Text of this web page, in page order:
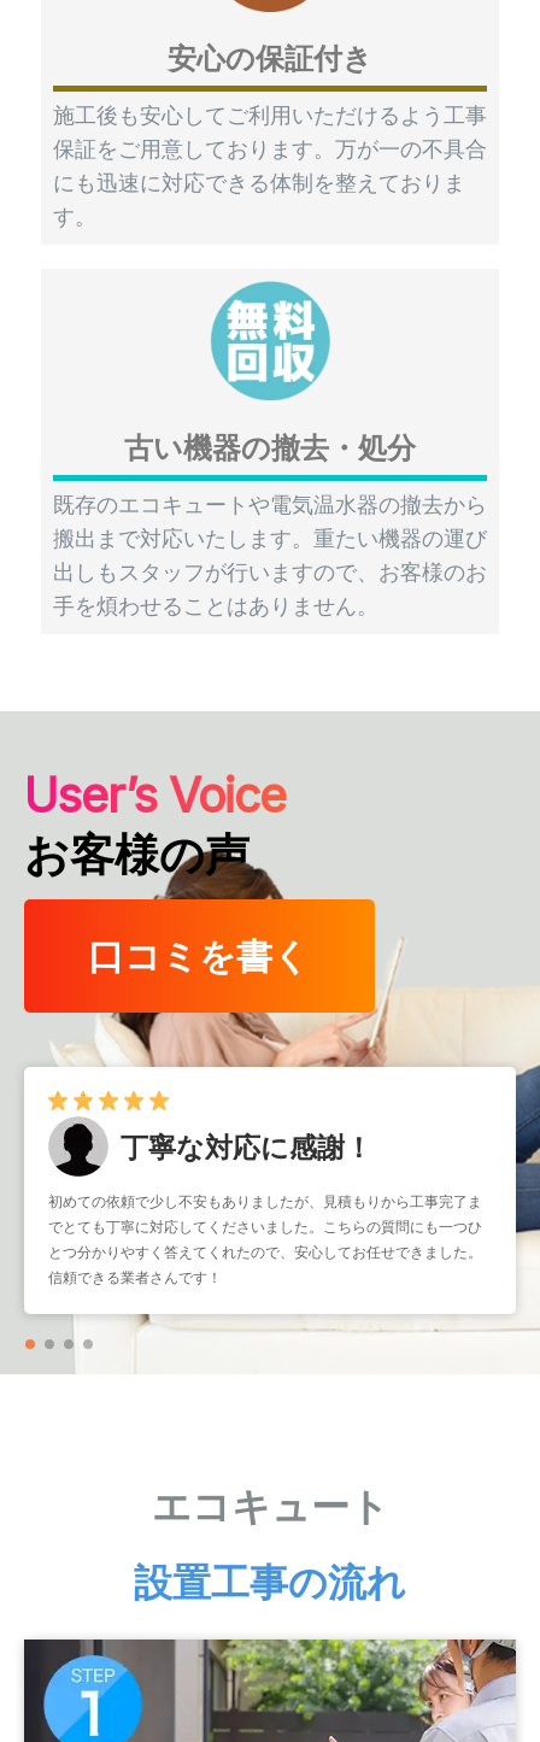
安心の保証付き
施工後も安心してご利用いただけるよう工事
保証をご用意しております。万が一の不具合
にも迅速に対応できる体制を整えておりま
す。
古い機器の撤去・処分
既存のエコキュートや電気温水器の撤去から
搬出まで対応いたします。重たい機器の運び
出しもスタッフが行いますので、お客様のお
手を煩わせることはありません。
User’s Voice
お客様の声
口コミを書く
丁寧な対応に感謝！
初めての依頼で少し不安もありましたが、見積もりから工事完了ま
でとても丁寧に対応してくださいました。こちらの質問にも一つひ
とつ分かりやすく答えてくれたので、安心してお任せできました。
信頼できる業者さんです！
エコキュート
設置工事の流れ